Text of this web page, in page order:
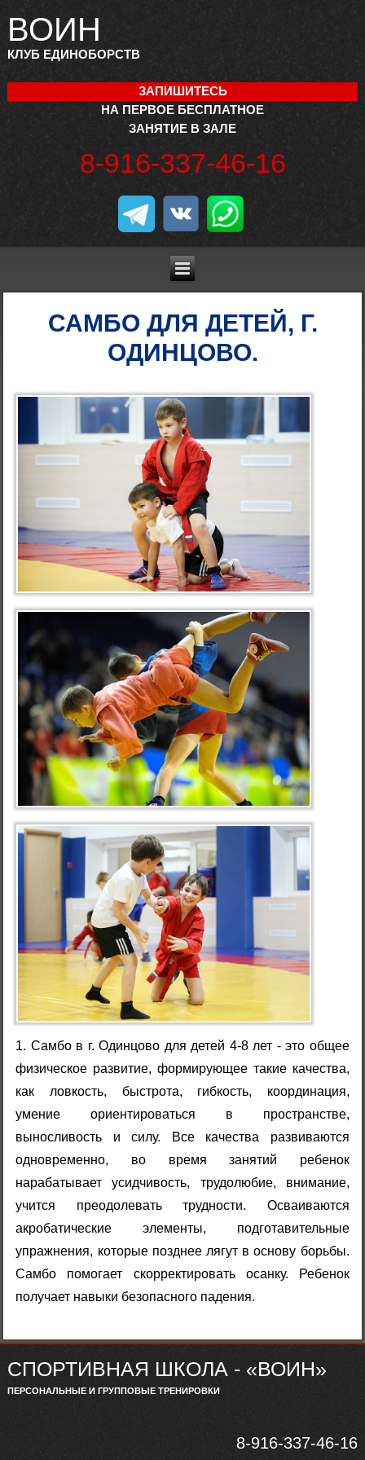
ВОИН
КЛУБ ЕДИНОБОРСТВ
ЗАПИШИТЕСЬ
НА ПЕРВОЕ БЕСПЛАТНОЕ
ЗАНЯТИЕ В ЗАЛЕ
8-916-337-46-16
САМБО ДЛЯ ДЕТЕЙ, Г.
ОДИНЦОВО.
1. Самбо в г. Одинцово для детей 4-8 лет - это общее
физическое развитие, формирующее такие качества,
как ловкость, быстрота, гибкость, координация,
умение ориентироваться в пространстве,
выносливость и силу. Все качества развиваются
одновременно, во время занятий ребенок
нарабатывает усидчивость, трудолюбие, внимание,
учится преодолевать трудности. Осваиваются
акробатические элементы, подготавительные
упражнения, которые позднее лягут в основу борьбы.
Самбо помогает скорректировать осанку. Ребенок
получает навыки безопасного падения.
СПОРТИВНАЯ ШКОЛА - «ВОИН»
ПЕРСОНАЛЬНЫЕ И ГРУППОВЫЕ ТРЕНИРОВКИ
8-916-337-46-16